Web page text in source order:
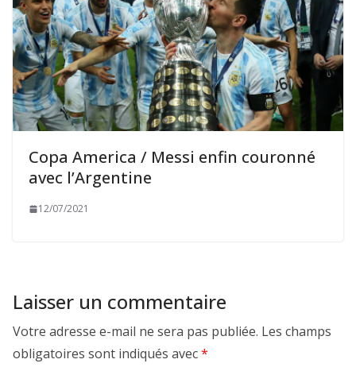
Copa America / Messi enfin couronné
avec l’Argentine
12/07/2021
Laisser un commentaire
Votre adresse e-mail ne sera pas publiée. Les champs
obligatoires sont indiqués avec*